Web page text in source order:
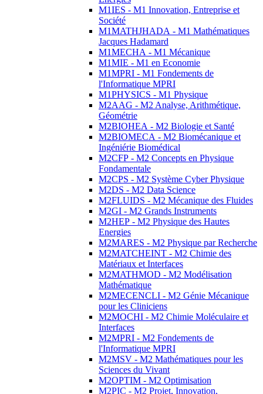
M1IES - M1 Innovation, Entreprise et
Société
M1MATHJHADA - M1 Mathématiques
Jacques Hadamard
M1MECHA - M1 Mécanique
M1MIE - M1 en Economie
M1MPRI - M1 Fondements de
l'Informatique MPRI
M1PHYSICS - M1 Physique
M2AAG - M2 Analyse, Arithmétique,
Géométrie
M2BIOHEA - M2 Biologie et Santé
M2BIOMECA - M2 Biomécanique et
Ingéniérie Biomédical
M2CFP - M2 Concepts en Physique
Fondamentale
M2CPS - M2 Système Cyber Physique
M2DS - M2 Data Science
M2FLUIDS - M2 Mécanique des Fluides
M2GI - M2 Grands Instruments
M2HEP - M2 Physique des Hautes
Energies
M2MARES - M2 Physique par Recherche
M2MATCHEINT - M2 Chimie des
Matériaux et Interfaces
M2MATHMOD - M2 Modélisation
Mathématique
M2MECENCLI - M2 Génie Mécanique
pour les Cliniciens
M2MOCHI - M2 Chimie Moléculaire et
Interfaces
M2MPRI - M2 Fondements de
l'Informatique MPRI
M2MSV - M2 Mathématiques pour les
Sciences du Vivant
M2OPTIM - M2 Optimisation
M2PIC - M2 Projet, Innovation,